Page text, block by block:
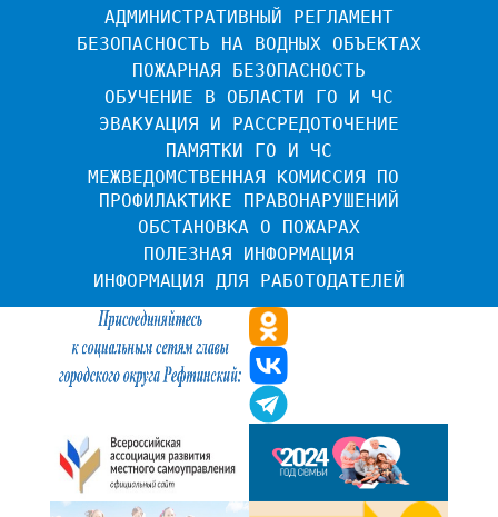
АДМИНИСТРАТИВНЫЙ РЕГЛАМЕНТ
БЕЗОПАСНОСТЬ НА ВОДНЫХ ОБЪЕКТАХ
ПОЖАРНАЯ БЕЗОПАСНОСТЬ
ОБУЧЕНИЕ В ОБЛАСТИ ГО И ЧС
ЭВАКУАЦИЯ И РАССРЕДОТОЧЕНИЕ
ПАМЯТКИ ГО И ЧС
МЕЖВЕДОМСТВЕННАЯ КОМИССИЯ ПО
ПРОФИЛАКТИКЕ ПРАВОНАРУШЕНИЙ
ОБСТАНОВКА О ПОЖАРАХ
ПОЛЕЗНАЯ ИНФОРМАЦИЯ
ИНФОРМАЦИЯ ДЛЯ РАБОТОДАТЕЛЕЙ